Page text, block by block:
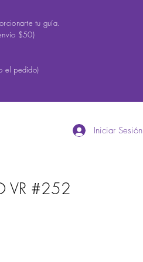
tu guía.
$50)
el pedido)
Iniciar Sesión
VR #252